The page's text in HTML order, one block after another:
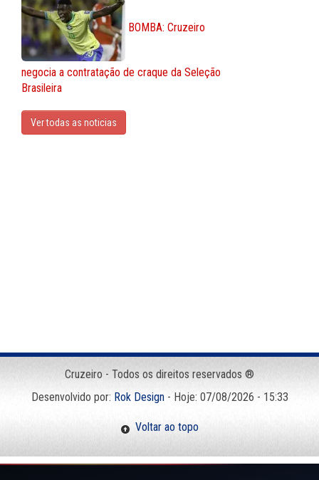
BOMBA: Cruzeiro
negocia a contratação de craque da Seleção
Brasileira
Ver todas as noticias
Cruzeiro - Todos os direitos reservados ®
Desenvolvido por: Rok Design- Hoje: 07/08/2026 - 15:33
Voltar ao topo